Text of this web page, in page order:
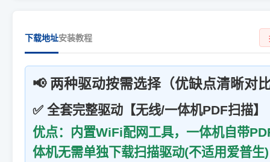
下载地址安装教程
📢 两种驱动按需选择（优缺点清晰对
✅ 全套完整驱动【无线/一体机PDF扫描】
优点：内置WiFi配网工具，一体机自带
体机无需单独下载扫描驱动(不适用爱普生